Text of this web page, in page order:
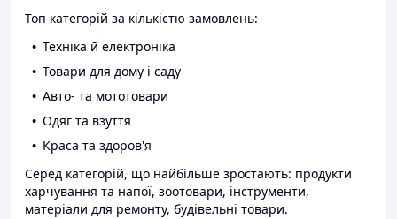
Топ категорій за кількістю замовлень:
Техніка й електроніка
Товари для дому і саду
Авто- та мототовари
Одяг та взуття
Краса та здоров'я
Серед категорій, що найбільше зростають: продукти
харчування та напої, зоотовари, інструменти,
матеріали для ремонту, будівельні товари.